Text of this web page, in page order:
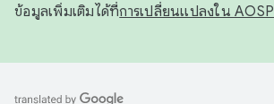
ข้อมูลเพิ่มเติมได้ที่การเปลี่ยนแปลงใน AOSP